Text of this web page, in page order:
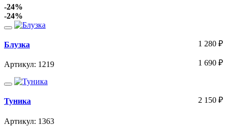
-24%
-24%
Блузка
Артикул: 1219
1 280 ₽
1 690 ₽
Туника
Артикул: 1363
2 150 ₽